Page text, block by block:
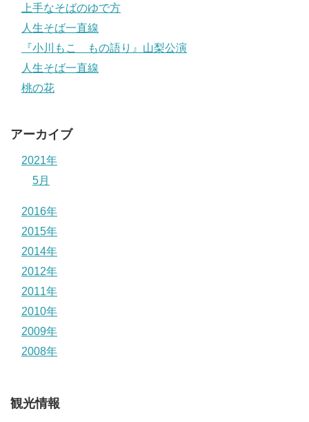
上手なそばのゆで方
人生そば一直線
『小川もこ もの語り』山梨公演
人生そば一直線
桃の花
アーカイブ
2021年
5月
2016年
2015年
2014年
2012年
2011年
2010年
2009年
2008年
観光情報